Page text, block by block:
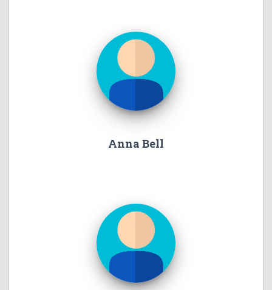
Anna Bell